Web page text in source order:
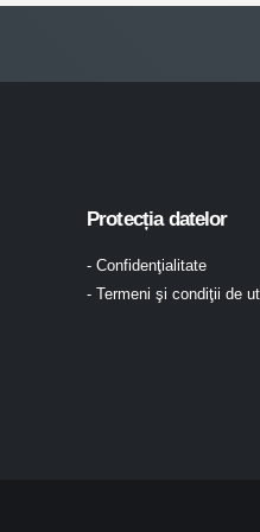
Protecția datelor
- Confidenţialitate
- Termeni şi condiţii de